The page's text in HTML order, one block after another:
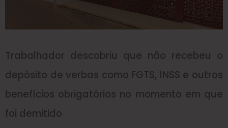
Trabalhador descobriu que não recebeu o
depósito de verbas como FGTS, INSS e outros
benefícios obrigatórios no momento em que
foi demitido